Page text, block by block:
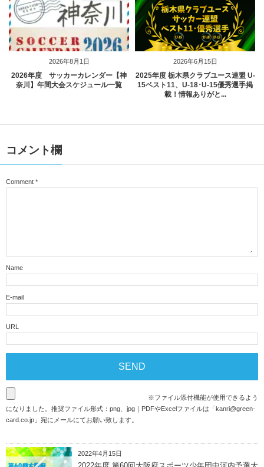
2026年8月1日
2026年度 サッカーカレンダー【神
奈川】年間大会スケジュール一覧
2026年6月15日
2025年度 栃木県クラブユース連盟 U-
15ベスト11、U-18･U-15優秀選手掲
載！情報ありがと...
コメント欄
Comment *
Name
E-mail
URL
※ファイル添付機能が使用できるよう
になりました。推奨ファイル形式：png、jpg｜PDFやExcelファイルは「kanri@green-
card.co.jp 」宛にメールにてお願い致します。
2022年4月15日